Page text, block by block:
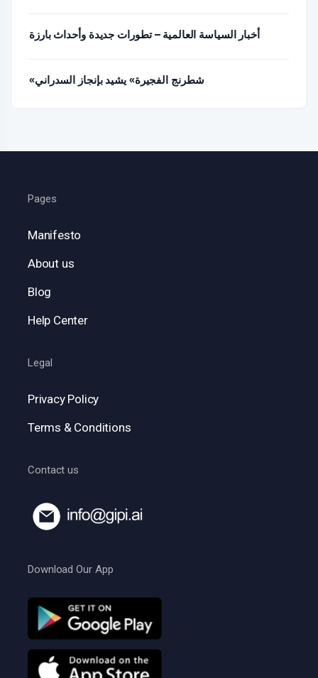
أخبار السياسة العالمية – تطورات جديدة وأحداث بارزة
«شطرنج الفجيرة» يشيد بإنجاز السدراني
Pages
Manifesto
About us
Blog
Help Center
Legal
Privacy Policy
Terms & Conditions
Contact us
Download Our App